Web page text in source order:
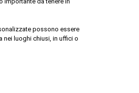
possono essere
nei luoghi chiusi, in uffici o